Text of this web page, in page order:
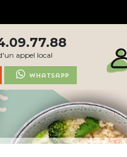
appel local
Whatsapp